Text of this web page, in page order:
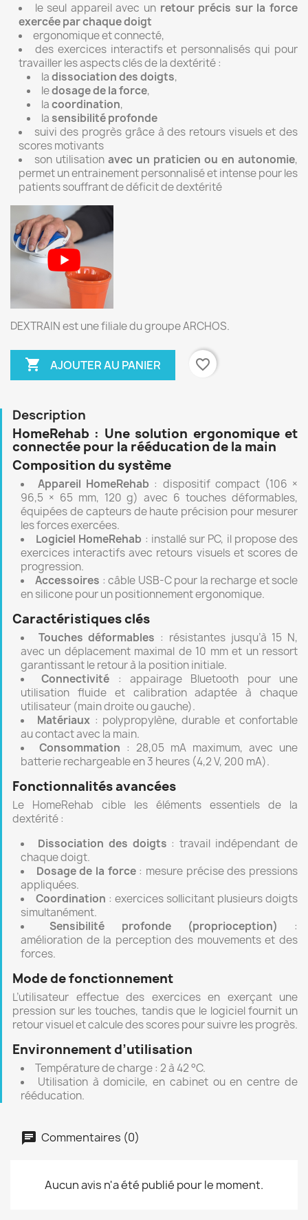
le seul appareil avec un retour précis sur la force
exercée par chaque doigt
ergonomique et connecté,
des exercices interactifs et personnalisés qui pour
travailler les aspects clés de la dextérité :
ladissociation des doigts,
ledosage de la force,
lacoordination,
lasensibilité profonde
suivi des progrès grâce à des retours visuels et des
scores motivants
son utilisation avec un praticien ou en autonomie,
permet un entrainement personnalisé et intense pour les
patients souffrant de déficit de dextérité
DEXTRAIN est une filiale du groupe ARCHOS.
 AJOUTER AU PANIER favorite_border
Description
HomeRehab : Une solution ergonomique et
connectée pour la rééducation de la main
Composition du système
Appareil HomeRehab : dispositif compact (106 ×
96,5 × 65 mm, 120 g) avec 6 touches déformables,
équipées de capteurs de haute précision pour mesurer
les forces exercées.
Logiciel HomeRehab : installé sur PC, il propose des
exercices interactifs avec retours visuels et scores de
progression.
Accessoires : câble USB-C pour la recharge et socle
en silicone pour un positionnement ergonomique.
Caractéristiques clés
Touches déformables : résistantes jusqu’à 15 N,
avec un déplacement maximal de 10 mm et un ressort
garantissant le retour à la position initiale.
Connectivité : appairage Bluetooth pour une
utilisation fluide et calibration adaptée à chaque
utilisateur (main droite ou gauche).
Matériaux : polypropylène, durable et confortable
au contact avec la main.
Consommation : 28,05 mA maximum, avec une
batterie rechargeable en 3 heures (4,2 V, 200 mA).
Fonctionnalités avancées
Le HomeRehab cible les éléments essentiels de la
dextérité :
Dissociation des doigts : travail indépendant de
chaque doigt.
Dosage de la force: mesure précise des pressions
appliquées.
Coordination : exercices sollicitant plusieurs doigts
simultanément.
Sensibilité profonde (proprioception) :
amélioration de la perception des mouvements et des
forces.
Mode de fonctionnement
L’utilisateur effectue des exercices en exerçant une
pression sur les touches, tandis que le logiciel fournit un
retour visuel et calcule des scores pour suivre les progrès.
Environnement d’utilisation
Température de charge : 2 à 42 °C.
Utilisation à domicile, en cabinet ou en centre de
rééducation.
Commentaires (0)
Aucun avis n'a été publié pour le moment.